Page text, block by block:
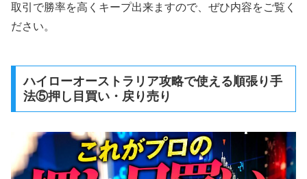
取引で勝率を高くキープ出来ますので、ぜひ内容をご覧く
ださい。
ハイローオーストラリア攻略で使える順張り手
法⑤押し目買い・戻り売り